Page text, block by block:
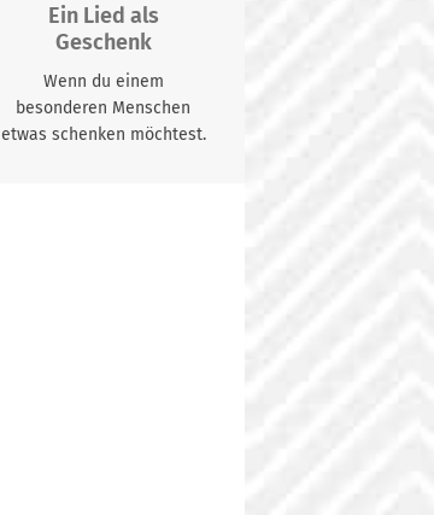
Ein Lied als
Geschenk
Wenn du einem
besonderen Menschen
etwas schenken möchtest.